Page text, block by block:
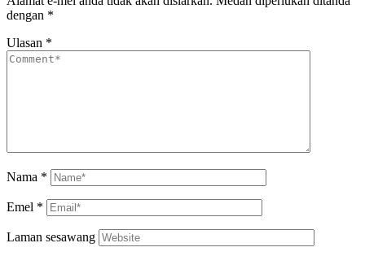
dengan *
Ulasan *
Nama *
Emel *
Laman sesawang